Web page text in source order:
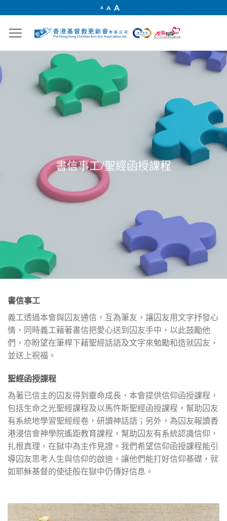
content
ADecrease
size.
AReset
size.
AIncrease
font
size.
書信事工/聖經函授課程
書信事工
義工透過本會與囚友通信，互為筆友，讓囚友用文字抒發心
情，同時義工藉著書信把愛心送到囚友手中，以此鼓勵他
們，亦盼望在筆桿下藉聖經話語及文字來勉勵和造就囚友，
並送上祝福。
聖經函授課程
為著已信主的囚友得到靈命成長，本會提供信仰函授課程，
包括生命之光聖經課程及以馬忤斯聖經函授課程，幫助囚友
有系統地學習聖經經卷，研讀神話語；另外，為囚友報讀香
港浸信會神學院遙距教育課程，幫助囚友有系統認識信仰，
扎根真理，在獄中為主作見證。我們希望信仰函授課程能引
導囚友思考人生與信仰的啟迪，讓他們能打好信仰基礎，就
如耶穌基督的使徒般在獄中仍傳好信息。